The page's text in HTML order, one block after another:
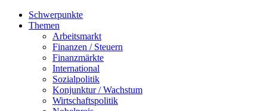
Schwerpunkte
Themen
Arbeitsmarkt
Finanzen / Steuern
Finanzmärkte
International
Sozialpolitik
Konjunktur / Wachstum
Wirtschaftspolitik